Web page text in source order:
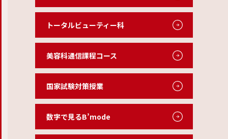
トータルビューティー科
美容科通信課程コース
国家試験対策授業
数字で見るB’mode